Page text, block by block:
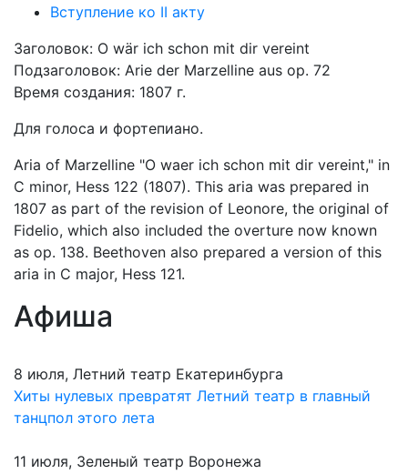
Вступление ко II акту
Заголовок: O wär ich schon mit dir vereint
Подзаголовок: Arie der Marzelline aus op. 72
Время создания: 1807 г.
Для голоса и фортепиано.
Aria of Marzelline "O waer ich schon mit dir vereint," in
C minor, Hess 122 (1807). This aria was prepared in
1807 as part of the revision of Leonore, the original of
Fidelio, which also included the overture now known
as op. 138. Beethoven also prepared a version of this
aria in C major, Hess 121.
Афиша
8 июля, Летний театр Екатеринбурга
Хиты нулевых превратят Летний театр в главный
танцпол этого лета
11 июля, Зеленый театр Воронежа